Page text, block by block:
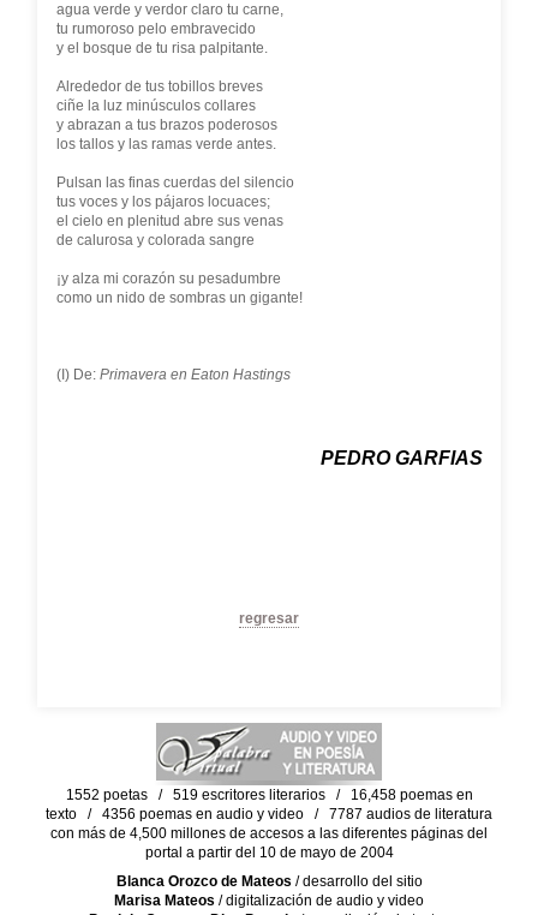
agua verde y verdor claro tu carne,
tu rumoroso pelo embravecido
y el bosque de tu risa palpitante.
Alrededor de tus tobillos breves
ciñe la luz minúsculos collares
y abrazan a tus brazos poderosos
los tallos y las ramas verde antes.
Pulsan las finas cuerdas del silencio
tus voces y los pájaros locuaces;
el cielo en plenitud abre sus venas
de calurosa y colorada sangre
¡y alza mi corazón su pesadumbre
como un nido de sombras un gigante!
(I) De: Primavera en Eaton Hastings
PEDRO GARFIAS
regresar
1552 poetas / 519 escritores literarios / 16,458 poemas en
texto / 4356 poemas en audio y video / 7787 audios de literatura
con más de 4,500 millones de accesos a las diferentes páginas del
portal a partir del 10 de mayo de 2004
Blanca Orozco de Mateos / desarrollo del sitio
Marisa Mateos / digitalización de audio y video